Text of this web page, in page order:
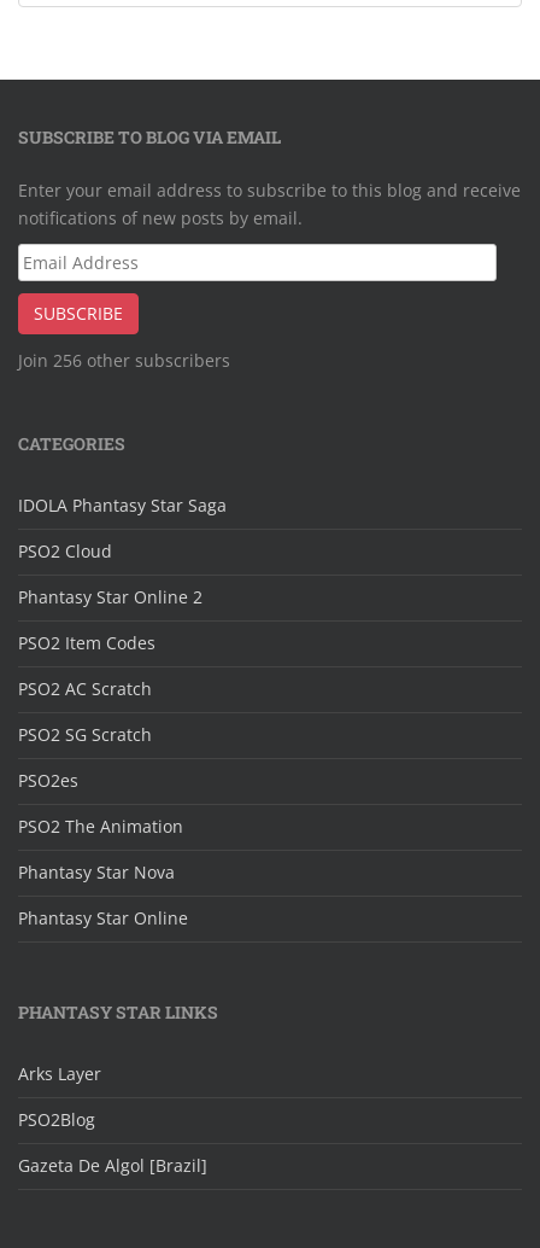
SUBSCRIBE TO BLOG VIA EMAIL
Enter your email address to subscribe to this blog and receive
notifications of new posts by email.
Email
Address
SUBSCRIBE
Join 256 other subscribers
CATEGORIES
IDOLA Phantasy Star Saga
PSO2 Cloud
Phantasy Star Online 2
PSO2 Item Codes
PSO2 AC Scratch
PSO2 SG Scratch
PSO2es
PSO2 The Animation
Phantasy Star Nova
Phantasy Star Online
PHANTASY STAR LINKS
Arks Layer
PSO2Blog
Gazeta De Algol [Brazil]